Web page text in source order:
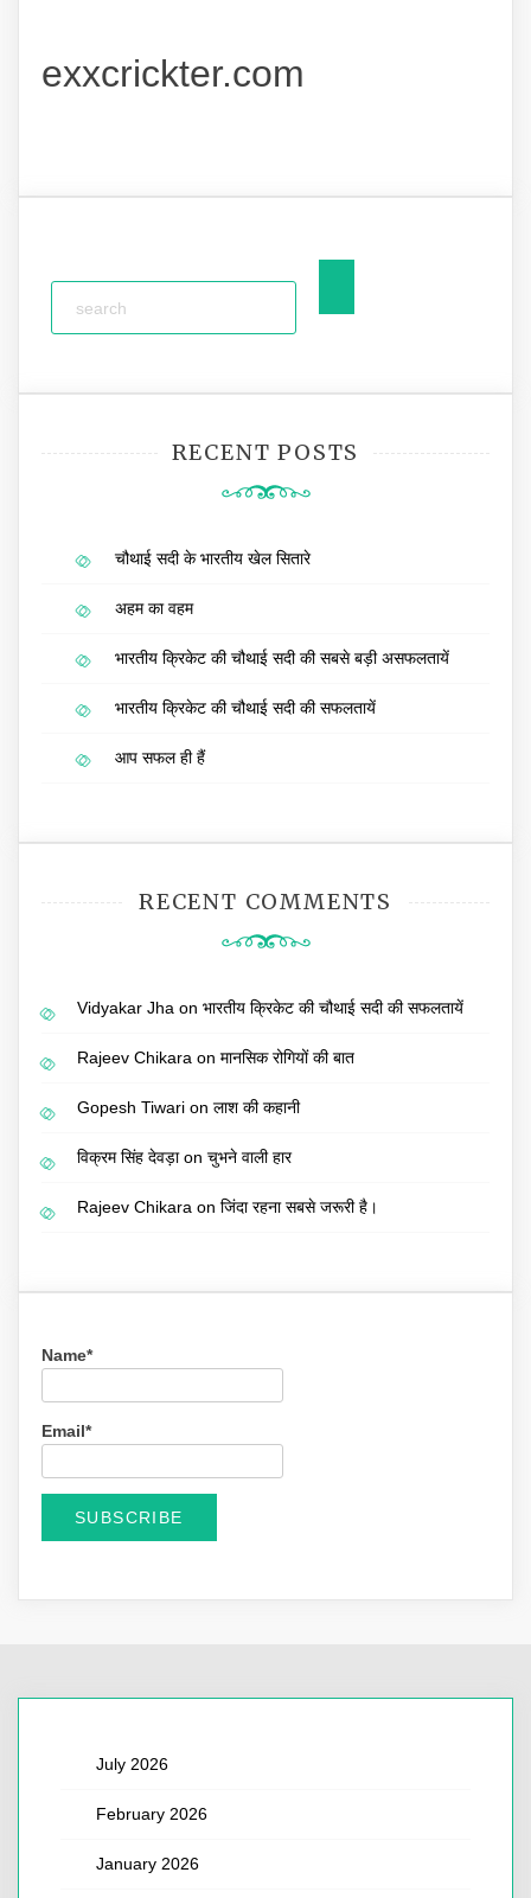
exxcrickter.com
RECENT POSTS
चौथाई सदी के भारतीय खेल सितारे
अहम का वहम
भारतीय क्रिकेट की चौथाई सदी की सबसे बड़ी असफलतायें
भारतीय क्रिकेट की चौथाई सदी की सफलतायें
आप सफल ही हैं
RECENT COMMENTS
Vidyakar Jha on भारतीय क्रिकेट की चौथाई सदी की सफलतायें
Rajeev Chikara on मानसिक रोगियों की बात
Gopesh Tiwari on लाश की कहानी
विक्रम सिंह देवड़ाon चुभने वाली हार
Rajeev Chikara on जिंदा रहना सबसे जरूरी है।
Name*
Email*
July 2026
February 2026
January 2026